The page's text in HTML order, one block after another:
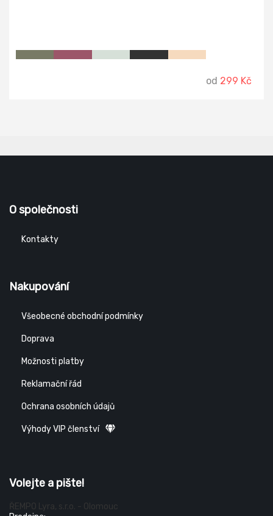
od 299 Kč
O společnosti
Kontakty
Nakupování
Všeobecné obchodní podmínky
Doprava
Možnosti platby
Reklamační řád
Ochrana osobních údajů
Výhody VIP členství
Volejte a pište!
ŘEMPO Lyra, s.r.o. - Olomouc